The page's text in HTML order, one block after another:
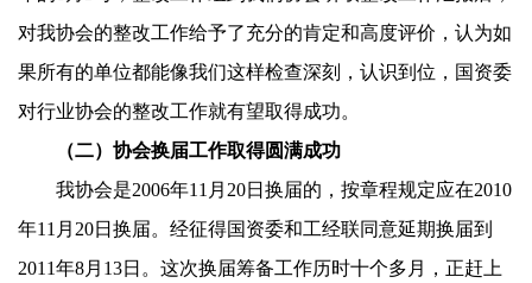
对我协会的整改工作给予了充分的肯定和高度评价，认为如
果所有的单位都能像我们这样检查深刻，认识到位，国资委
对行业协会的整改工作就有望取得成功。
（二）协会换届工作取得圆满成功
我协会是2006年11 月 20日 换届的，按章程规定应在2010
年11 月 20日 换届。经征得国资委和工经联同意延期换届到
2011年8月 13日 。这次换届筹备工作历时十个多月，正赶上